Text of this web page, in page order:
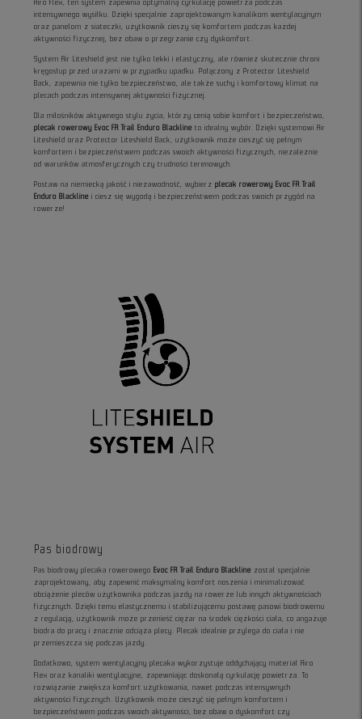
Airo Flex, ten system zapewnia optymalną cyrkulację powietrza podczas
intensywnego wysiłku. Dzięki specjalnie zaprojektowanym kanalikom wentylacyjnym
oraz panelom z siateczki, użytkownik cieszy się komfortem podczas każdej
aktywności fizycznej, bez obaw o przegrzanie czy dyskomfort.
System Air Liteshield jest nie tylko lekki i elastyczny, ale również skutecznie chroni
kręgosłup przed urazami w przypadku upadku. Połączony z Protector Liteshield
Back, zapewnia nie tylko bezpieczeństwo, ale także suchy i komfortowy klimat na
plecach podczas intensywnej aktywności fizycznej.
Dla miłośników aktywnego stylu życia, którzy cenią sobie komfort i bezpieczeństwo,
plecak rowerowy Evoc FR Trail Enduro Blackline to idealny wybór. Dzięki systemowi Air
Liteshield oraz Protector Liteshield Back, użytkownik może cieszyć się pełnym
komfortem i bezpieczeństwem podczas swoich aktywności fizycznych, niezależnie
od warunków atmosferycznych czy trudności terenowych.
Postaw na niemiecką jakość i niezawodność, wybierzplecak rowerowy Evoc FR Trail
Enduro Blackline i ciesz się wygodą i bezpieczeństwem podczas swoich przygód na
rowerze!
Pas biodrowy
Pas biodrowy plecaka rowerowego Evoc FR Trail Enduro Blackline został specjalnie
zaprojektowany, aby zapewnić maksymalny komfort noszenia i minimalizować
obciążenie pleców użytkownika podczas jazdy na rowerze lub innych aktywnościach
fizycznych. Dzięki temu elastycznemu i stabilizującemu postawę pasowi biodrowemu
z regulacją, użytkownik może przenieść ciężar na środek ciężkości ciała, co angażuje
biodra do pracy i znacznie odciąża plecy. Plecak idealnie przylega do ciała i nie
przemieszcza się podczas jazdy.
Dodatkowo, system wentylacyjny plecaka wykorzystuje oddychający materiał Airo
Flex oraz kanaliki wentylacyjne, zapewniając doskonałą cyrkulację powietrza. To
rozwiązanie zwiększa komfort użytkowania, nawet podczas intensywnych
aktywności fizycznych. Użytkownik może cieszyć się pełnym komfortem i
bezpieczeństwem podczas swoich aktywności, bez obaw o dyskomfort czy